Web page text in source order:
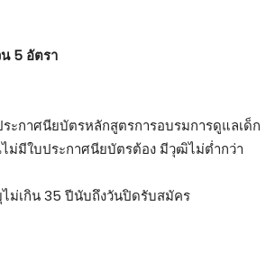
5 อัตรา
ะกาศนียบัตรหลักสูตรการอบรมการดูแลเด็ก
ม่มีใบประกาศนียบัตรต้อง มีวุฒิไม่ต่ำกว่า
ม่เกิน 35 ปีนับถึงวันปิดรับสมัคร